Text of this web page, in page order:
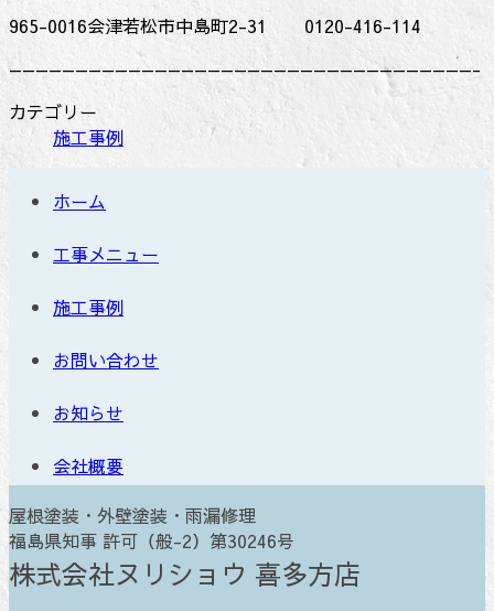
965-0016会津若松市中島町2-31
0120-416-114
———————————————————————————————————-
カテゴリー
施工事例
ホーム
工事メニュー
施工事例
お問い合わせ
お知らせ
会社概要
屋根塗装・外壁塗装・雨漏修理
福島県知事 許可（般-2）第30246号
株式会社ヌリショウ 喜多方店